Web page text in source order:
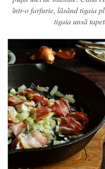
într-o farfurie, lăsând tigaia
tigaia unsă